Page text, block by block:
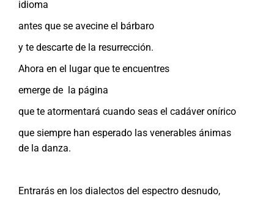
idioma
antes que se avecine el bárbaro
y te descarte de la resurrección.
Ahora en el lugar que te encuentres
emerge de la página
que te atormentará cuando seas el cadáver onírico
que siempre han esperado las venerables ánimas
de la danza.
Entrarás en los dialectos del espectro desnudo,